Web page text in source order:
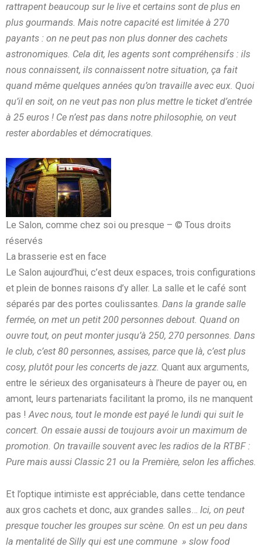
rattrapent beaucoup sur le live et certains sont de plus en
plus gourmands. Mais notre capacité est limitée à 270
payants : on ne peut pas non plus donner des cachets
astronomiques. Cela dit, les agents sont compréhensifs : ils
nous connaissent, ils connaissent notre situation, ça fait
quand même quelques années qu’on travaille avec eux. Quoi
qu’il en soit, on ne veut pas non plus mettre le ticket d’entrée
à 25 euros ! Ce n’est pas dans notre philosophie, on veut
rester abordables et démocratiques.
Le Salon, comme chez soi ou presque – © Tous droits
réservés
La brasserie est en face
Le Salon aujourd’hui, c’est deux espaces, trois configurations
et plein de bonnes raisons d’y aller. La salle et le café sont
séparés par des portes coulissantes. Dans la grande salle
fermée, on met un petit 200 personnes debout. Quand on
ouvre tout, on peut monter jusqu’à 250, 270 personnes. Dans
le club, c’est 80 personnes, assises, parce que là, c’est plus
cosy, plutôt pour les concerts de jazz. Quant aux arguments,
entre le sérieux des organisateurs à l’heure de payer ou, en
amont, leurs partenariats facilitant la promo, ils ne manquent
pas ! Avec nous, tout le monde est payé le lundi qui suit le
concert. On essaie aussi de toujours avoir un maximum de
promotion. On travaille souvent avec les radios de la RTBF :
Pure mais aussi Classic 21 ou la Première, selon les affiches.
Et l’optique intimiste est appréciable, dans cette tendance
aux gros cachets et donc, aux grandes salles… Ici, on peut
presque toucher les groupes sur scène. On est un peu dans
la mentalité de Silly qui est une commune » slow food